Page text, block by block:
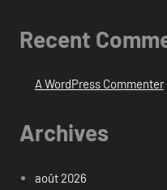
Recent
A WordPress Commenter
Archives
août 2026